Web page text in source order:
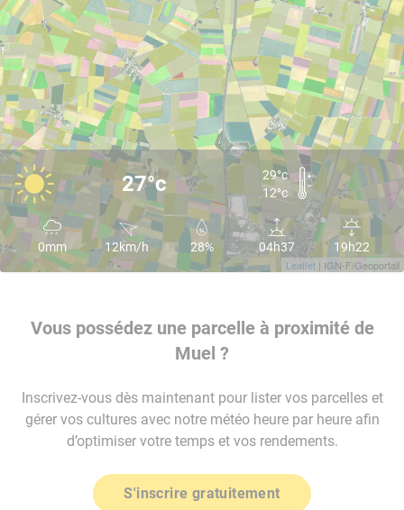
Leaflet | IGN-F/Geoportail
27°c
29°c
12°c
0mm 12km/h 28% 04h37 19h22
Vous possédez une parcelle à proximité de
Muel ?
Inscrivez-vous dès maintenant pour lister vos parcelles et
gérer vos cultures avec notre météo heure par heure afin
d’optimiser votre temps et vos rendements.
S'inscrire gratuitement